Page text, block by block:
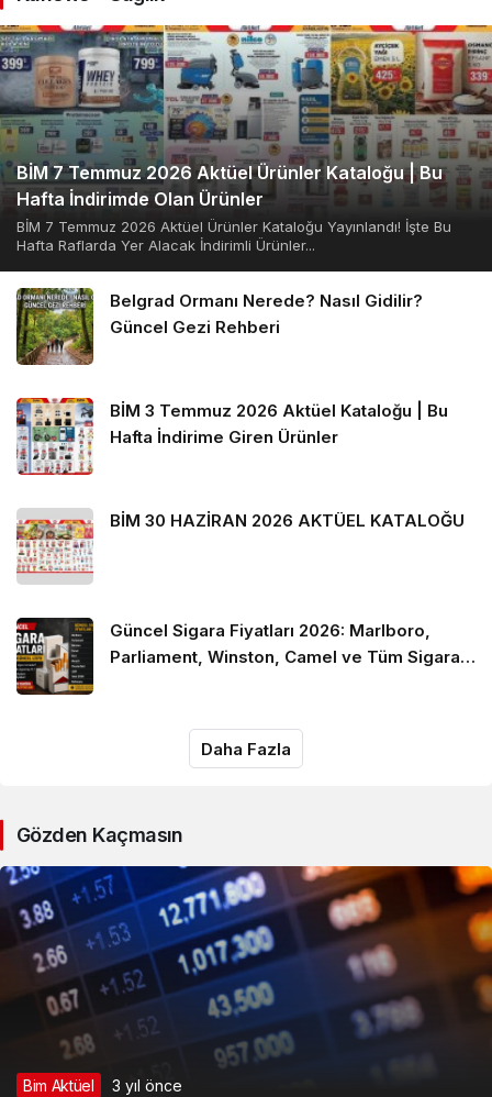
BİM 7 Temmuz 2026 Aktüel Ürünler Kataloğu | Bu
Hafta İndirimde Olan Ürünler
BİM 7 Temmuz 2026 Aktüel Ürünler Kataloğu Yayınlandı! İşte Bu
Hafta Raflarda Yer Alacak İndirimli Ürünler...
Belgrad Ormanı Nerede? Nasıl Gidilir?
Güncel Gezi Rehberi
BİM 3 Temmuz 2026 Aktüel Kataloğu | Bu
Hafta İndirime Giren Ürünler
BİM 30 HAZİRAN 2026 AKTÜEL KATALOĞU
Güncel Sigara Fiyatları 2026: Marlboro,
Parliament, Winston, Camel ve Tüm Sigara
Daha Fazla
Gözden Kaçmasın
Bim Aktüel 3 yıl önce